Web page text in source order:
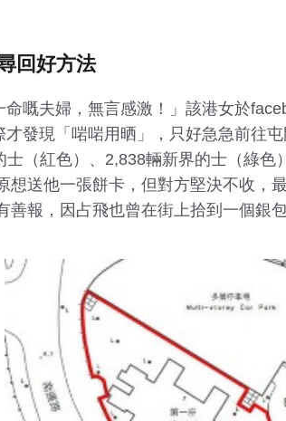
回好方法
命嘅夫婦，無言感激！」該港女於
發現「啱啱用晒」，只好急急前往
（紅色）、2,838輛新界的士（綠
想送他一張餅卡，但對方堅決不收，
善報，因占飛也曾在街上拾到一個銀